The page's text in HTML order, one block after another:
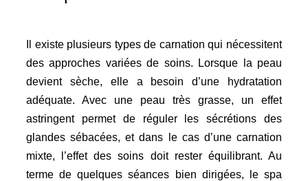
Il existe plusieurs types de carnation qui nécessitent
des approches variées de soins. Lorsque la peau
devient sèche, elle a besoin d’une hydratation
adéquate. Avec une peau très grasse, un effet
astringent permet de réguler les sécrétions des
glandes sébacées, et dans le cas d’une carnation
mixte, l’effet des soins doit rester équilibrant. Au
terme de quelques séances bien dirigées, le spa